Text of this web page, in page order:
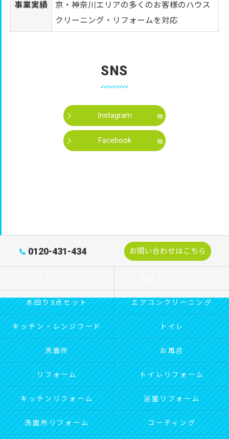
事業実績
京・神奈川エリアの多くのお客様のハウス
クリーニング・リフォームを対応
SNS
Instagram
Facebook
0120-431-434 お問い合わせはこちら
水回り5点セット エアコンクリーニング
キッチン・レンジフード トイレ
洗面所 お風呂
リフォーム トイレリフォーム
キッチンリフォーム 浴室リフォーム
洗面所リフォーム コーティング